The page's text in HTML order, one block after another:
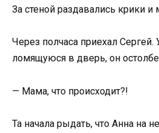
За стеной раздавались крики и
Через полчаса приехал
ломящуюся в дверь, он
— Мама, что происходит?!
Та начала рыдать, что Анна на